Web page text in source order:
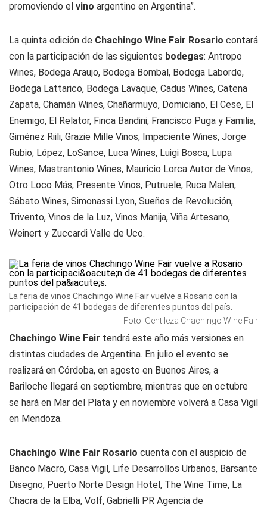
promoviendo el vino argentino en Argentina”.
La quinta edición de Chachingo Wine Fair Rosario contará
con la participación de las siguientes bodegas: Antropo
Wines, Bodega Araujo, Bodega Bombal, Bodega Laborde,
Bodega Lattarico, Bodega Lavaque, Cadus Wines, Catena
Zapata, Chamán Wines, Chañarmuyo, Domiciano, El Cese, El
Enemigo, El Relator, Finca Bandini, Francisco Puga y Familia,
Giménez Riili, Grazie Mille Vinos, Impaciente Wines, Jorge
Rubio, López, LoSance, Luca Wines, Luigi Bosca, Lupa
Wines, Mastrantonio Wines, Mauricio Lorca Autor de Vinos,
Otro Loco Más, Presente Vinos, Putruele, Ruca Malen,
Sábato Wines, Simonassi Lyon, Sueños de Revolución,
Trivento, Vinos de la Luz, Vinos Manija, Viña Artesano,
Weinert y Zuccardi Valle de Uco.
La feria de vinos Chachingo Wine Fair vuelve a Rosario con la
participación de 41 bodegas de diferentes puntos del país.
Foto: Gentileza Chachingo Wine Fair
Chachingo Wine Fair tendrá este año más versiones en
distintas ciudades de Argentina. En julio el evento se
realizará en Córdoba, en agosto en Buenos Aires, a
Bariloche llegará en septiembre, mientras que en octubre
se hará en Mar del Plata y en noviembre volverá a Casa Vigil
en Mendoza.
Chachingo Wine Fair Rosario cuenta con el auspicio de
Banco Macro, Casa Vigil, Life Desarrollos Urbanos, Barsante
Disegno, Puerto Norte Design Hotel, The Wine Time, La
Chacra de la Elba, Volf, Gabrielli PR Agencia de